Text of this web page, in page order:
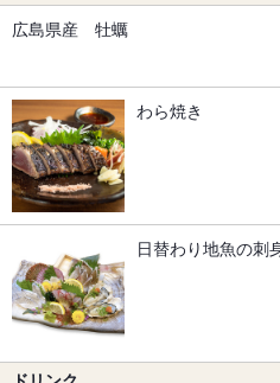
広島県産 牡蠣
わら焼き
日替わり地魚の